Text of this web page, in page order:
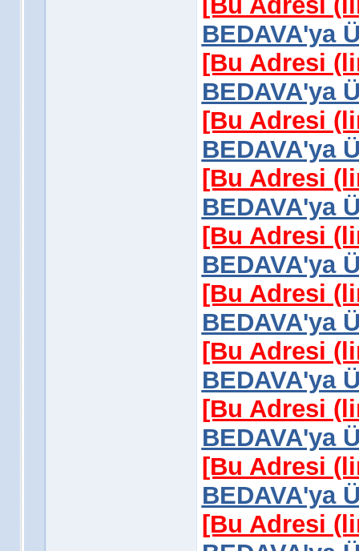
BEDAVA'ya
[Bu Adresi
BEDAVA'ya
[Bu Adresi
BEDAVA'ya
[Bu Adresi
BEDAVA'ya
[Bu Adresi
BEDAVA'ya
[Bu Adresi
BEDAVA'ya
[Bu Adresi
BEDAVA'ya
[Bu Adresi
BEDAVA'ya
[Bu Adresi
BEDAVA'ya
[Bu Adresi